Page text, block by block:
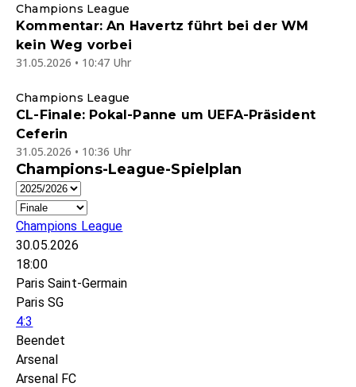
Champions League
Kommentar: An Havertz führt bei der WM
kein Weg vorbei
31.05.2026 • 10:47 Uhr
Champions League
CL-Finale: Pokal-Panne um UEFA-Präsident
Ceferin
31.05.2026 • 10:36 Uhr
Champions-League-Spielplan
Champions League
30.05.2026
18:00
Paris Saint-Germain
Paris SG
4:3
Beendet
Arsenal
Arsenal FC